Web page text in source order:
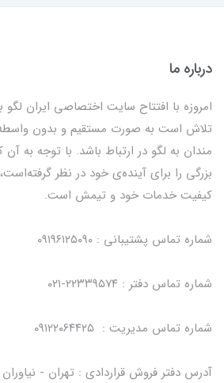
درباره ما
امروزه با افتتاح سایت اختصاصی ایران
تلاش است به صورت مستقیم و بدون واسطه
مندان به لگو در ارتباط باشد. با توجه به آن
بزرگی را برای آینده‌ی خود در نظر
کیفیت خدمات خود و تیمش است.
شماره تماس پشتیبانی : ۰۹۱۹۶۱۲۵۰۹۰
شماره تماس دفتر : ۲۲۳۳۹۵۷۴-۰۲۱
شماره تماس مدیریت : ۰۹۱۲۲۰۶۴۴۲۵
آدرس دفتر فروش قراردادی : تهران -